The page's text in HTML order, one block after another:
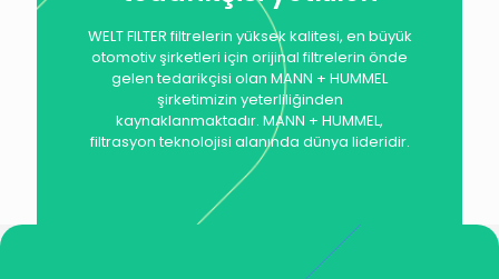
WELT FILTER filtrelerin yüksek kalitesi, en büyük
otomotiv şirketleri için orijinal filtrelerin önde
gelen tedarikçisi olan MANN + HUMMEL
şirketimizin yeterliliğinden
kaynaklanmaktadır. MANN + HUMMEL,
filtrasyon teknolojisi alanında dünya lideridir.